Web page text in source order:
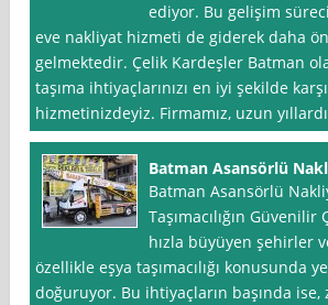
ediyor. Bu gelişim
eve nakliyat hizmeti de giderek daha
gelmektedir. Çelik Kardeşler Batman
taşıma ihtiyaçlarınızı en iyi şekilde
hizmetinizdeyiz. Firmamız, uzun
Batman Asansörlü
Batman Asansörlü
Taşımacılığın Güvenilir
hızla büyüyen şehirler
özellikle eşya taşımacılığı konusunda
doğuruyor. Bu ihtiyaçların başında ise,